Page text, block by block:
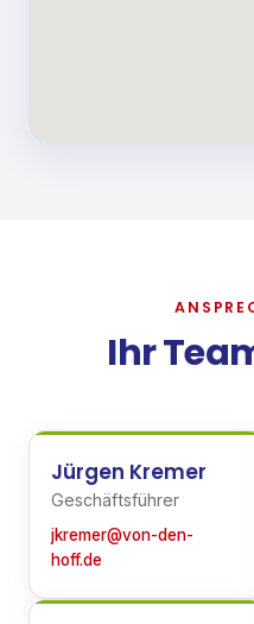
Ihr
Jürgen Kremer
Geschäftsführer
jkremer@von-den-
hoff.de